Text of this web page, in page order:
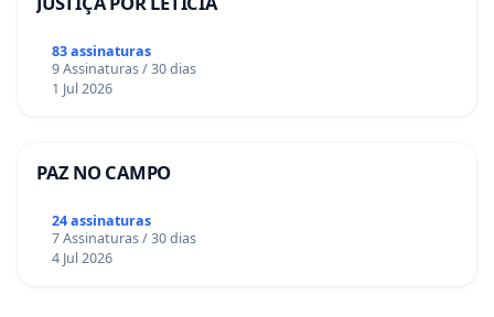
83 assinaturas
9 Assinaturas / 30 dias
1 Jul 2026
PAZ NO CAMPO
24 assinaturas
7 Assinaturas / 30 dias
4 Jul 2026